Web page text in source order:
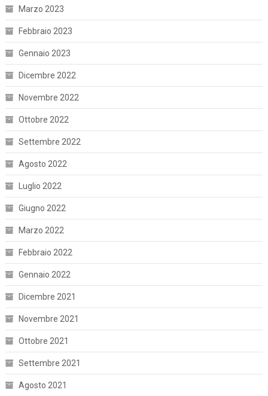
Marzo 2023
Febbraio 2023
Gennaio 2023
Dicembre 2022
Novembre 2022
Ottobre 2022
Settembre 2022
Agosto 2022
Luglio 2022
Giugno 2022
Marzo 2022
Febbraio 2022
Gennaio 2022
Dicembre 2021
Novembre 2021
Ottobre 2021
Settembre 2021
Agosto 2021